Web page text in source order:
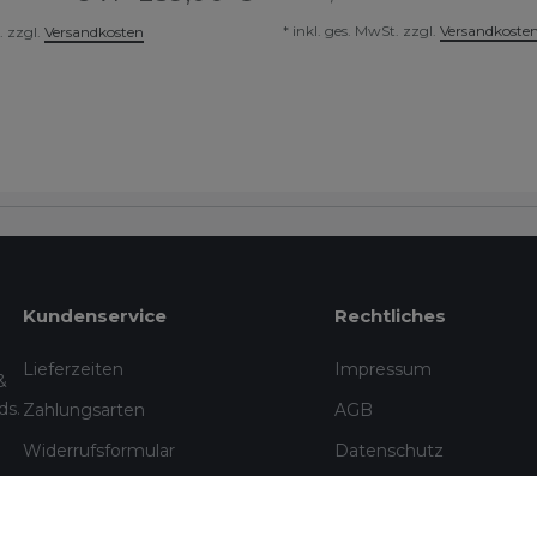
zzgl. Versandkosten * inkl. ges. MwSt. zzgl. Versandkosten
Kundenservice
Lieferzeiten
Zahlungsarten
Widerrufsformular
Rechtliches
Impressum
AGB
Datenschutz